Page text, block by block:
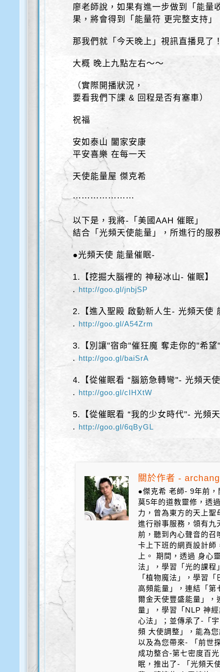
廖老師說，如果有進一步做到「能量
果，將會得到「能量符 更完整支持」
那我們就「今天晚上」視訊直播見了
大概 晚上九點左右～～
（實際開播狀況，
要看我們下課 & 回程是否有塞車）
祝福
安如泰山 闔家安康
平安喜樂 在每一天
天使能量屋 傑克希
⋯⋯⋯⋯⋯⋯⋯
以下是，我將-「美國AAH 催眠」
結合「光頻天使能量」，所進行的服
●光頻天使 能量催眠-
1.【挖掘大腦裡的 神秘冰山- 催眠】
. http://goo.gl/jnbjSP
2.【進入聖殿 啟動新人生- 光頻天使
. http://goo.gl/A54Zrm
3.【別讓"宿命"催狂魔 奪走你的"希望
. http://goo.gl/baiSrA
4.【從催眠看 “腦筋急轉彎"- 光頻天
. http://goo.gl/cIHXtW
5.【從催眠看 “我的少女時代"- 光頻
. http://goo.gl/6qByGL
關於作者 -
●傑克希 老師- 9年前
莫5年的道教靈修，透
力，曾為東方的天上
進行辦事服務，領有
前，聽到內心聲音的召
卡上下班的網頁設計師
上。 期間，透過 身心
法」，學習「光的課程
「植物魔法」，學習
高頻能量」，連結「第
爾金天使豐盛能量」，
量」，學習「NLP 神
心法」；並傳承了-「
頻 大使調整」，能為
以及為您帶來- 「前世
成功整合-第七密度百
眠，推出了- 「光頻天